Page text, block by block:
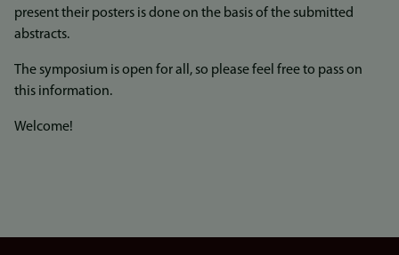
present their posters is done on the basis of the submitted
abstracts.
The symposium is open for all, so please feel free to pass on
this information.
Welcome!